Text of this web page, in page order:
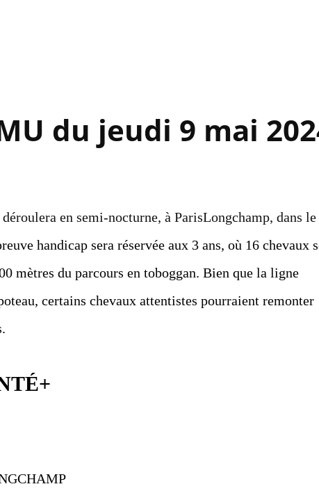
du jeudi 9 mai
en semi-nocturne, à ParisLongchamp, dans le
handicap sera réservée aux 3 ans, où 16 chevaux
mètres du parcours en toboggan. Bien que la ligne
certains chevaux attentistes pourraient remonter